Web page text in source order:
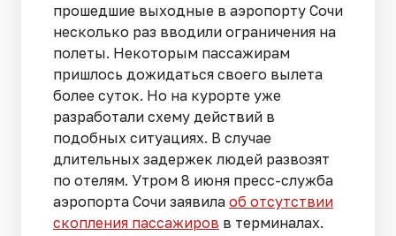
прошедшие выходные в аэропорту Сочи
несколько раз вводили ограничения на
полеты. Некоторым пассажирам
пришлось дожидаться своего вылета
более суток. Но на курорте уже
разработали схему действий в
подобных ситуациях. В случае
длительных задержек людей развозят
по отелям. Утром 8 июня пресс-служба
аэропорта Сочи заявила об отсутствии
скопления пассажиров в терминалах.